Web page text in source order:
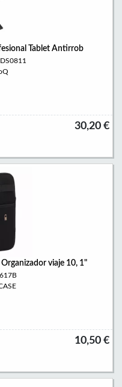
Tablet Antirrob
30,20 €
viaje 10, 1"
10,50 €